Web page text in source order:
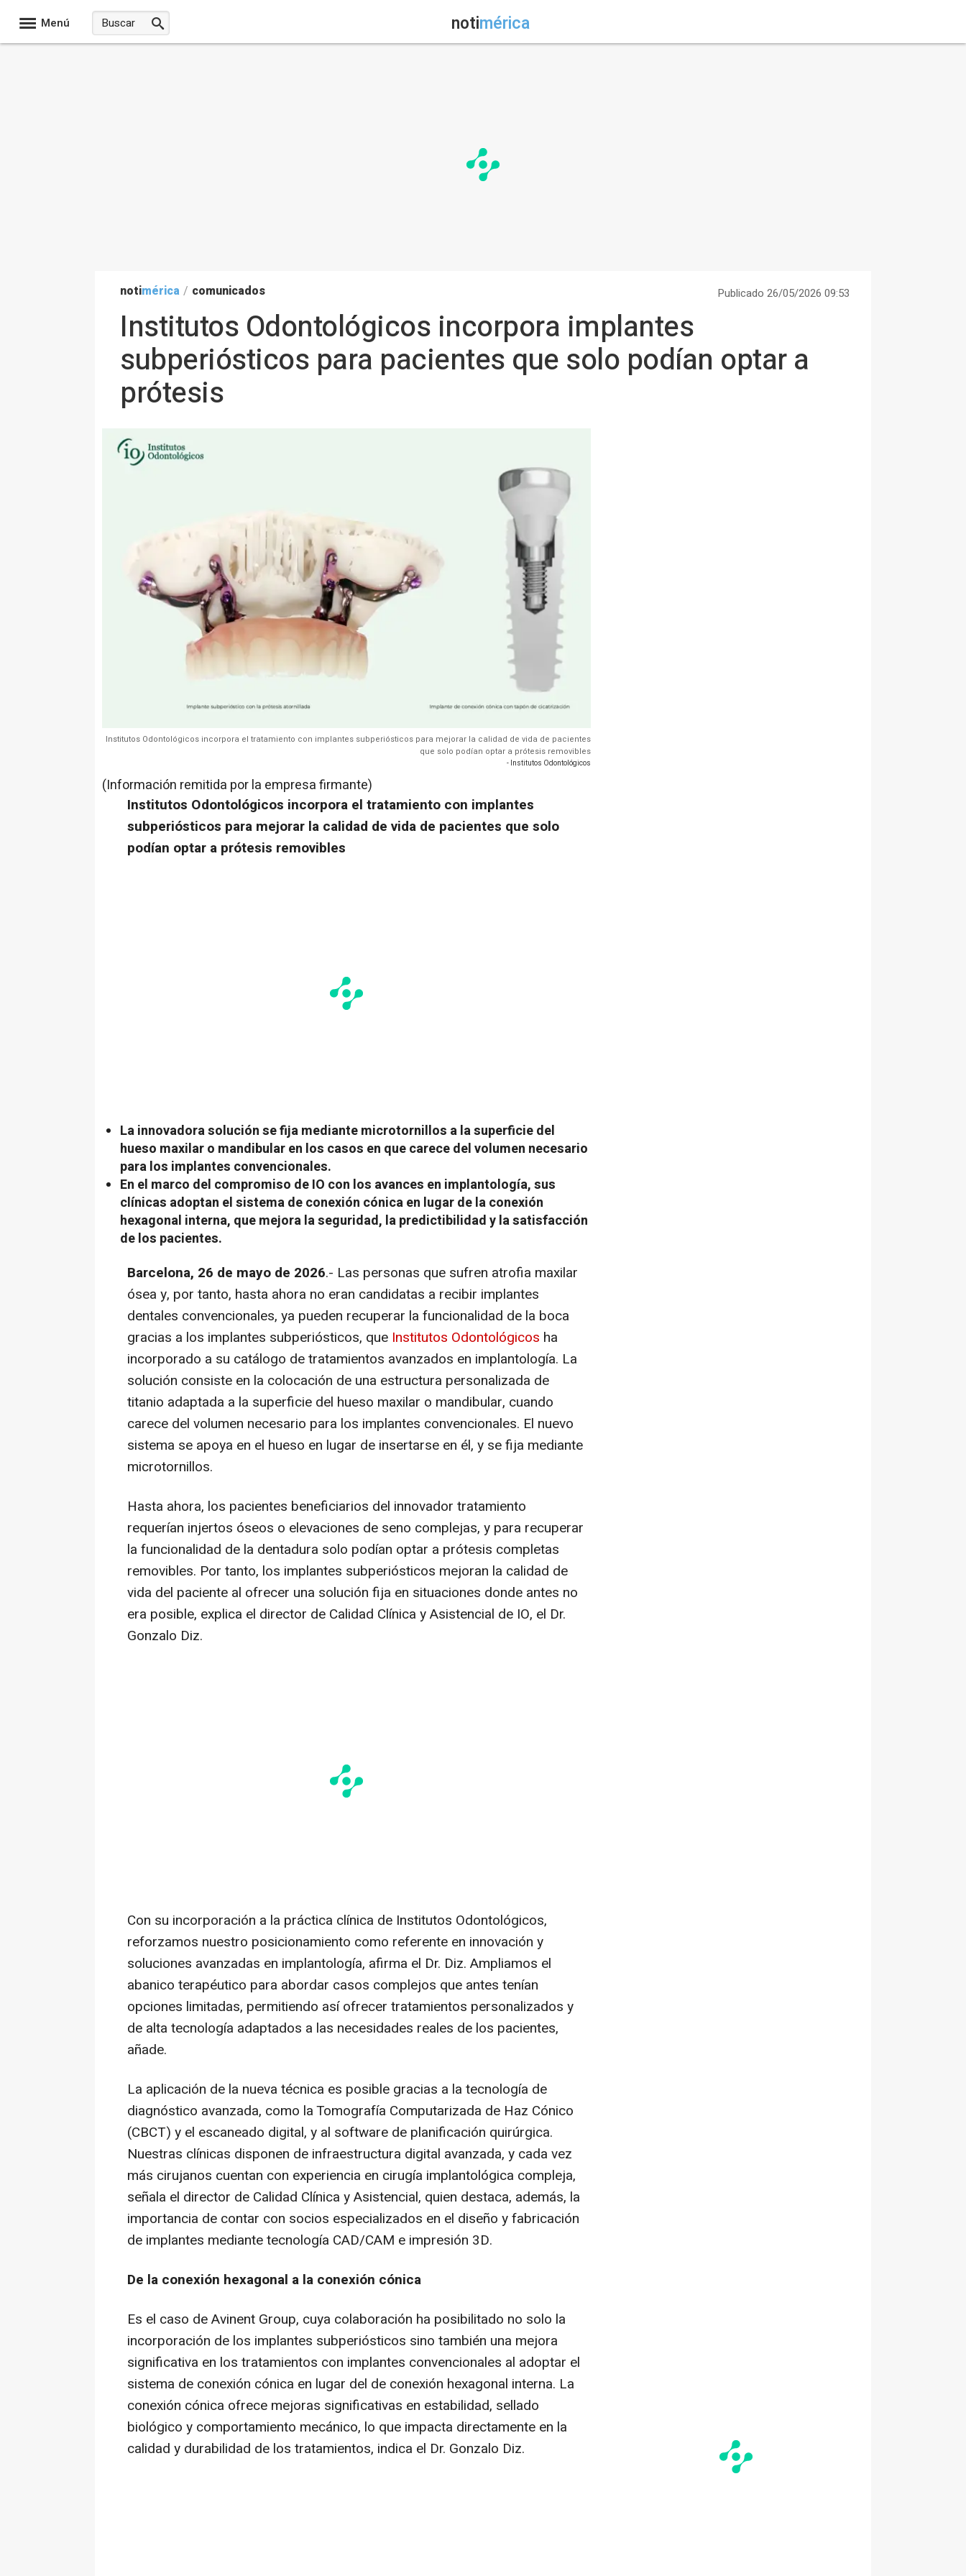
Menú notimérica
notimérica / comunicados Publicado 26/05/2026 09:53
Institutos Odontológicos incorpora implantes
subperiósticos para pacientes que solo podían optar a
prótesis
Institutos Odontológicos incorpora el tratamiento con implantes subperiósticos para mejorar la calidad de vida de pacientes
que solo podían optar a prótesis removibles
- Institutos Odontológicos
(Información remitida por la empresa firmante)
Institutos Odontológicos incorpora el tratamiento con implantes
subperiósticos para mejorar la calidad de vida de pacientes que solo
podían optar a prótesis removibles
La innovadora solución se fija mediante microtornillos a la superficie del
hueso maxilar o mandibular en los casos en que carece del volumen necesario
para los implantes convencionales.
En el marco del compromiso de IO con los avances en implantología, sus
clínicas adoptan el sistema de conexión cónica en lugar de la conexión
hexagonal interna, que mejora la seguridad, la predictibilidad y la satisfacción
de los pacientes.
Barcelona, 26 de mayo de 2026.- Las personas que sufren atrofia maxilar
ósea y, por tanto, hasta ahora no eran candidatas a recibir implantes
dentales convencionales, ya pueden recuperar la funcionalidad de la boca
gracias a los implantes subperiósticos, que Institutos Odontológicos ha
incorporado a su catálogo de tratamientos avanzados en implantología. La
solución consiste en la colocación de una estructura personalizada de
titanio adaptada a la superficie del hueso maxilar o mandibular, cuando
carece del volumen necesario para los implantes convencionales. El nuevo
sistema se apoya en el hueso en lugar de insertarse en él, y se fija mediante
microtornillos.
Hasta ahora, los pacientes beneficiarios del innovador tratamiento
requerían injertos óseos o elevaciones de seno complejas, y para recuperar
la funcionalidad de la dentadura solo podían optar a prótesis completas
removibles. Por tanto, los implantes subperiósticos mejoran la calidad de
vida del paciente al ofrecer una solución fija en situaciones donde antes no
era posible, explica el director de Calidad Clínica y Asistencial de IO, el Dr.
Gonzalo Diz.
Con su incorporación a la práctica clínica de Institutos Odontológicos,
reforzamos nuestro posicionamiento como referente en innovación y
soluciones avanzadas en implantología, afirma el Dr. Diz. Ampliamos el
abanico terapéutico para abordar casos complejos que antes tenían
opciones limitadas, permitiendo así ofrecer tratamientos personalizados y
de alta tecnología adaptados a las necesidades reales de los pacientes,
añade.
La aplicación de la nueva técnica es posible gracias a la tecnología de
diagnóstico avanzada, como la Tomografía Computarizada de Haz Cónico
(CBCT) y el escaneado digital, y al software de planificación quirúrgica.
Nuestras clínicas disponen de infraestructura digital avanzada, y cada vez
más cirujanos cuentan con experiencia en cirugía implantológica compleja,
señala el director de Calidad Clínica y Asistencial, quien destaca, además, la
importancia de contar con socios especializados en el diseño y fabricación
de implantes mediante tecnología CAD/CAM e impresión 3D.
De la conexión hexagonal a la conexión cónica
Es el caso de Avinent Group, cuya colaboración ha posibilitado no solo la
incorporación de los implantes subperiósticos sino también una mejora
significativa en los tratamientos con implantes convencionales al adoptar el
sistema de conexión cónica en lugar del de conexión hexagonal interna. La
conexión cónica ofrece mejoras significativas en estabilidad, sellado
biológico y comportamiento mecánico, lo que impacta directamente en la
calidad y durabilidad de los tratamientos, indica el Dr. Gonzalo Diz.